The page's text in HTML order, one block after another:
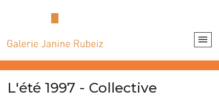
L'été 1997 - Collective